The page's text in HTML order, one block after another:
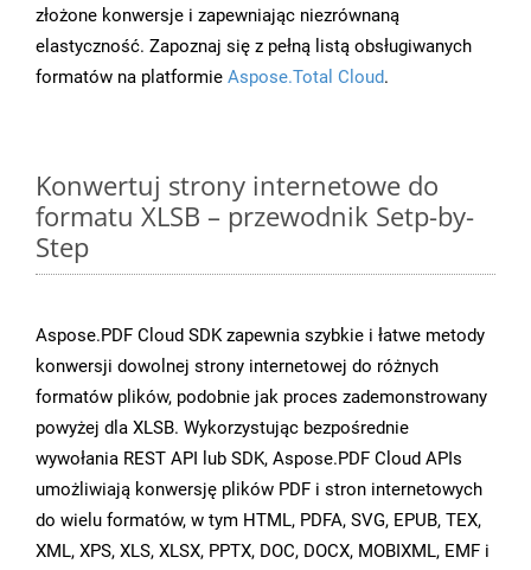
złożone konwersje i zapewniając niezrównaną
elastyczność. Zapoznaj się z pełną listą obsługiwanych
formatów na platformie Aspose.Total Cloud.
Konwertuj strony internetowe do
formatu XLSB – przewodnik Setp-by-
Step
Aspose.PDF Cloud SDK zapewnia szybkie i łatwe metody
konwersji dowolnej strony internetowej do różnych
formatów plików, podobnie jak proces zademonstrowany
powyżej dla XLSB. Wykorzystując bezpośrednie
wywołania REST API lub SDK, Aspose.PDF Cloud APIs
umożliwiają konwersję plików PDF i stron internetowych
do wielu formatów, w tym HTML, PDFA, SVG, EPUB, TEX,
XML, XPS, XLS, XLSX, PPTX, DOC, DOCX, MOBIXML, EMF i